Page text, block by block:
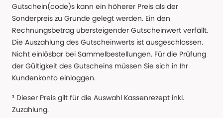
Gutschein(code)s kann ein höherer Preis als der
Sonderpreis zu Grunde gelegt werden. Ein den
Rechnungsbetrag übersteigender Gutscheinwert verfällt.
Die Auszahlung des Gutscheinwerts ist ausgeschlossen.
Nicht einlösbar bei Sammelbestellungen. Für die Prüfung
der Gültigkeit des Gutscheins müssen Sie sich in Ihr
Kundenkonto einloggen.
³ Dieser Preis gilt für die Auswahl Kassenrezept inkl.
Zuzahlung.